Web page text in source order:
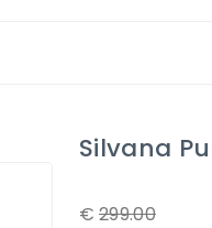
Silvana
€ 299.00